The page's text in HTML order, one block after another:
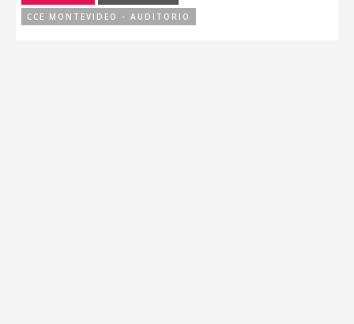
CCE MONTEVIDEO - AUDITORIO